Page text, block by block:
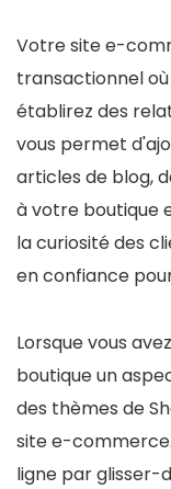
Votre site e-
transactionnel
établirez des
vous permet
articles de blog,
à votre boutique
la curiosité des
en confiance
Lorsque vous
boutique un
des thèmes de
site e-
ligne par glisser-